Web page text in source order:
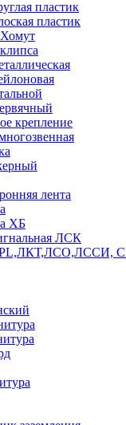
пластик
пластик
крепление
лента
ХБ
ЛСК